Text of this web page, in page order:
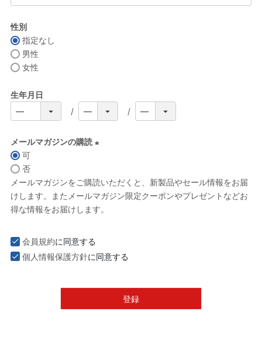
)
性別
指定なし
男性
女性
生年月日
メールマガジンの購読
須
)
可
否
メールマガジンをご購読いただくと、新製品やセール情報をお届
けします。またメールマガジン限定クーポンやプレゼントなどお
得な情報をお届けします。
会員規約に同意する
個人情報保護方針に同意する
登録